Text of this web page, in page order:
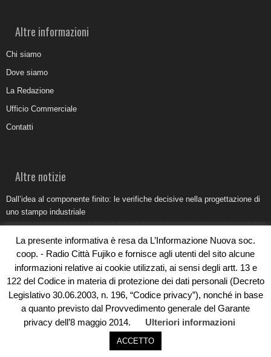
Altre informazioni
Chi siamo
Dove siamo
La Redazione
Ufficio Commerciale
Contatti
Altre notizie
Dall’idea al componente finito: le verifiche decisive nella progettazione di
uno stampo industriale
Come organizzare e allestire una camera ardente per l’ultimo saluto
Umidità di risalita in casa, come riconoscere i segnali veri
Torna il Sun Donato Festival 2026
© Copyright 2019 - Rivoluzioni Digitali
La presente informativa è resa da L’Informazione Nuova soc.
coop. - Radio Città Fujiko e fornisce agli utenti del sito alcune
informazioni relative ai cookie utilizzati, ai sensi degli artt. 13 e
122 del Codice in materia di protezione dei dati personali (Decreto
Legislativo 30.06.2003, n. 196, “Codice privacy”), nonché in base
a quanto previsto dal Provvedimento generale del Garante
privacy dell’8 maggio 2014.
Ulteriori informazioni
ACCETTO